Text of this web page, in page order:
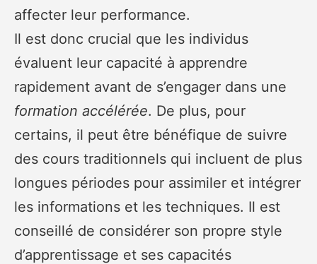
affecter leur performance.
Il est donc crucial que les individus
évaluent leur capacité à apprendre
rapidement avant de s’engager dans une
formation accélérée. De plus, pour
certains, il peut être bénéfique de suivre
des cours traditionnels qui incluent de plus
longues périodes pour assimiler et intégrer
les informations et les techniques. Il est
conseillé de considérer son propre style
d’apprentissage et ses capacités